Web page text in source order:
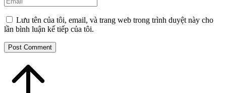
Lưu tên của tôi, email, và trang web trong trình duyệt này cho
lần bình luận kế tiếp của tôi.
Post Comment